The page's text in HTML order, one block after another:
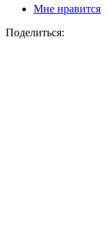
Мне нравится
Поделиться: